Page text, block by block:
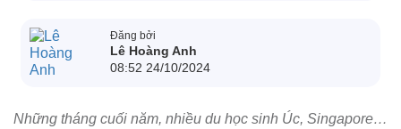
Đăng bởi
Lê Hoàng Anh
08:52 24/10/2024
Những tháng cuối năm, nhiều du học sinh Úc, Singapore…